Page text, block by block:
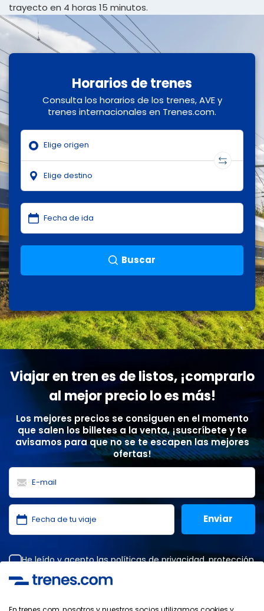
trayecto en 4 horas 15 minutos.
Horarios de trenes
Consulta los horarios de los trenes, AVE y
trenes internacionales en Trenes.com.
Buscar
Viajar en tren es de listos, ¡comprarlo
al mejor precio lo es más!
Los mejores precios se consiguen en el momento
que salen los billetes a la venta, ¡suscríbete y te
avisamos para que no se te escapen las mejores
ofertas!
He leído y acepto laspolíticas de privacidad,protección
SOLUTIONS.